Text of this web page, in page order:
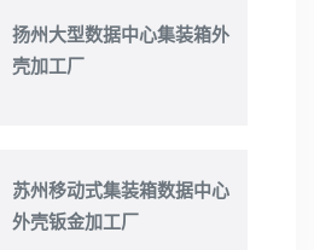
扬州大型数据中心集装箱外
壳加工厂
苏州移动式集装箱数据中心
外壳钣金加工厂